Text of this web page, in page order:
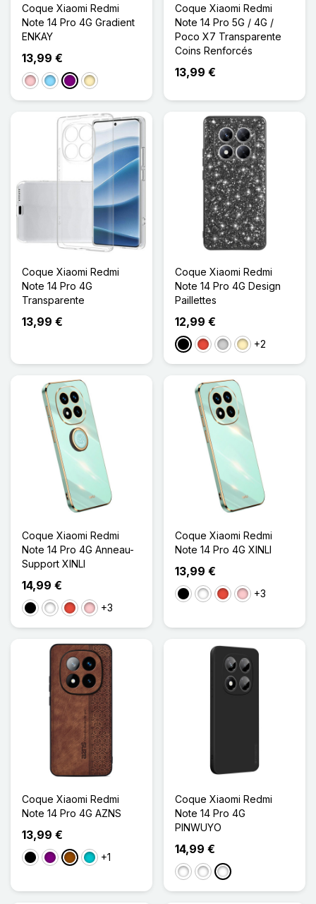
Coque Xiaomi Redmi
Note 14 Pro 4G Gradient
ENKAY
13,99 €
RoseBleu Clair
VioletDoré
Coque Xiaomi Redmi
Note 14 Pro 5G / 4G /
Poco X7 Transparente
Coins Renforcés
13,99 €
Coque Xiaomi Redmi
Note 14 Pro 4G
Transparente
13,99 €
Coque Xiaomi Redmi
Note 14 Pro 4G Design
Paillettes
12,99 €
NoirRougeArgenté
Doré+2
Coque Xiaomi Redmi
Note 14 Pro 4G Anneau-
Support XINLI
14,99 €
NoirBlancRougeRose+3
Coque Xiaomi Redmi
Note 14 Pro 4G XINLI
13,99 €
NoirBlancRougeRose+3
Coque Xiaomi Redmi
Note 14 Pro 4G AZNS
13,99 €
NoirVioletMarronTurquoise
+1
Coque Xiaomi Redmi
Note 14 Pro 4G
PINWUYO
14,99 €
B C A